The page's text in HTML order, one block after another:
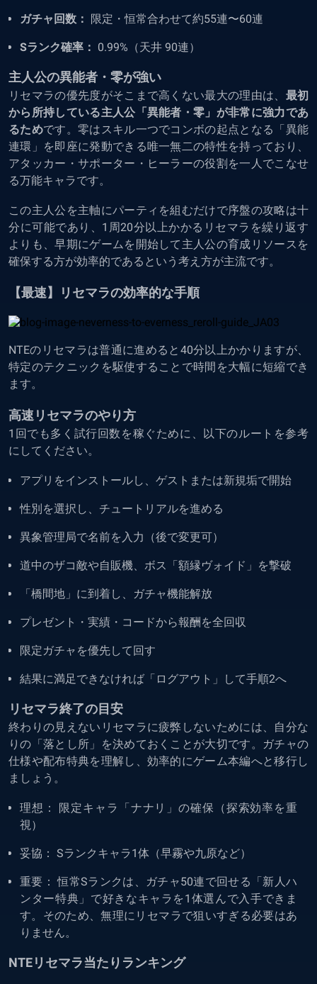
ガチャ回数： 限定・恒常合わせて約55連〜60連
Sランク確率： 0.99%（天井 90連）
主人公の異能者・零が強い
リセマラの優先度がそこまで高くない最大の理由は、 最初
から所持している主人公「異能者・零」が非常に強力であ
るためです。零はスキル一つでコンボの起点となる「異能
連環」を即座に発動できる唯一無二の特性を持っており、
アタッカー・サポーター・ヒーラーの役割を一人でこなせ
る万能キャラです。
この主人公を主軸にパーティを組むだけで序盤の攻略は十
分に可能であり、1周20分以上かかるリセマラを繰り返す
よりも、早期にゲームを開始して主人公の育成リソースを
確保する方が効率的であるという考え方が主流です。
【最速】リセマラの効率的な手順
NTEのリセマラは普通に進めると40分以上かかりますが、
特定のテクニックを駆使することで時間を大幅に短縮でき
ます。
高速リセマラのやり方
1回でも多く試行回数を稼ぐために、以下のルートを参考
にしてください。
アプリをインストールし、ゲストまたは新規垢で開始
性別を選択し、チュートリアルを進める
異象管理局で名前を入力（後で変更可）
道中のザコ敵や自販機、ボス「額縁ヴォイド」を撃破
「橋間地」に到着し、ガチャ機能解放
プレゼント・実績・コードから報酬を全回収
限定ガチャを優先して回す
結果に満足できなければ「ログアウト」して手順2へ
リセマラ終了の目安
終わりの見えないリセマラに疲弊しないためには、自分な
りの「落とし所」を決めておくことが大切です。ガチャの
仕様や配布特典を理解し、効率的にゲーム本編へと移行し
ましょう。
理想： 限定キャラ「ナナリ」の確保（探索効率を重
視）
妥協： Sランクキャラ1体（早霧や九原など）
重要： 恒常Sランクは、ガチャ50連で回せる「新人ハ
ンター特典」で好きなキャラを1体選んで入手できま
す。そのため、無理にリセマラで狙いすぎる必要はあ
りません。
NTEリセマラ当たりランキング